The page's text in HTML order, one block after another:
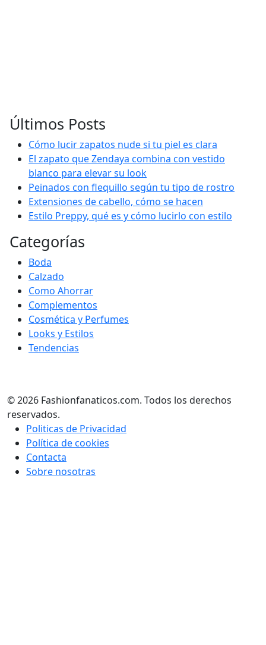
Últimos Posts
Cómo lucir zapatos nude si tu piel es clara
El zapato que Zendaya combina con vestido
blanco para elevar su look
Peinados con flequillo según tu tipo de rostro
Extensiones de cabello, cómo se hacen
Estilo Preppy, qué es y cómo lucirlo con estilo
Categorías
Boda
Calzado
Como Ahorrar
Complementos
Cosmética y Perfumes
Looks y Estilos
Tendencias
© 2026 Fashionfanaticos.com. Todos los derechos
reservados.
Politicas de Privacidad
Política de cookies
Contacta
Sobre nosotras